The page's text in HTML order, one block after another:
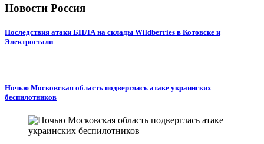
Новости Россия
Последствия атаки БПЛА на склады Wildberries в Котовске и
Электростали
Ночью Московская область подверглась атаке украинских
беспилотников